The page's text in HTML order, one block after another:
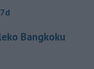
7d
Bangkoku